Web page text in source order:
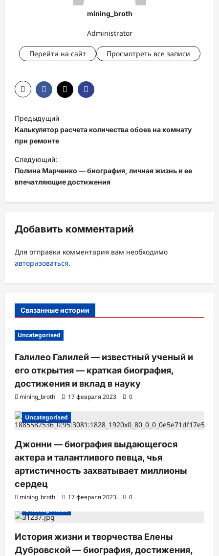
mining_broth
Administrator
Перейти на сайт Просмотреть все записи
Н
а
в
и
г
а
ц
я
з
а
Предыдущий
Калькулятор расчета количества обоев на комнату
при ремонте
Следующий:
Полина Марченко — биография, личная жизнь и ее
впечатляющие достижения
Добавить комментарий
Для отправки комментария вам необходимо
авторизоваться.
Связанные истории
Uncategorised
Галилео Галилей — известный ученый и
его открытия — краткая биография,
достижения и вклад в науку
mining_broth 17 февраля 2023 0
Uncategorised
Джонни — биография выдающегося
актера и талантливого певца, чья
артистичность захватывает миллионы
сердец
mining_broth 17 февраля 2023
0
Uncategorised
История жизни и творчества Елены
Дубровской — биография, достижения,